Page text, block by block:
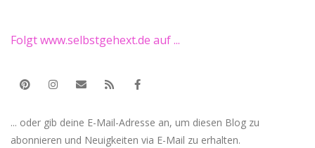
Folgt www.selbstgehext.de auf ...
... oder gib deine E-Mail-Adresse an, um diesen Blog zu
abonnieren und Neuigkeiten via E-Mail zu erhalten.